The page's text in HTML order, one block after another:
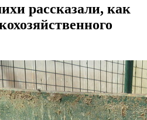
рассказали, как